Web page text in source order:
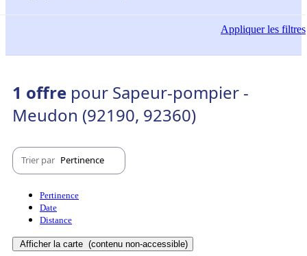
Appliquerles filtres
1 offre pour Sapeur-pompier -
Meudon (92190, 92360)
Trier par Pertinence
Pertinence
Date
Distance
Afficher la carte (contenu non-accessible)